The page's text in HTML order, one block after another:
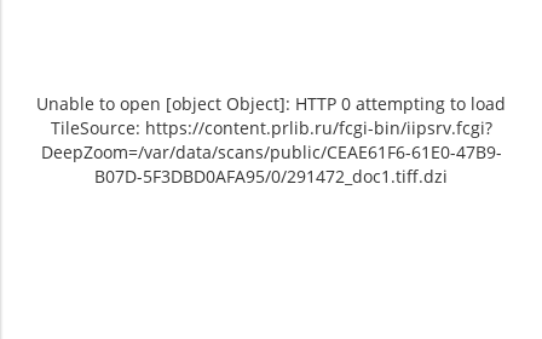
Unable to open [object Object]: HTTP 0 attempting to load
TileSource: https://content.prlib.ru/fcgi-bin/iipsrv.fcgi?
DeepZoom=/var/data/scans/public/CEAE61F6-61E0-47B9-
B07D-5F3DBD0AFA95/0/291472_doc1.tiff.dzi